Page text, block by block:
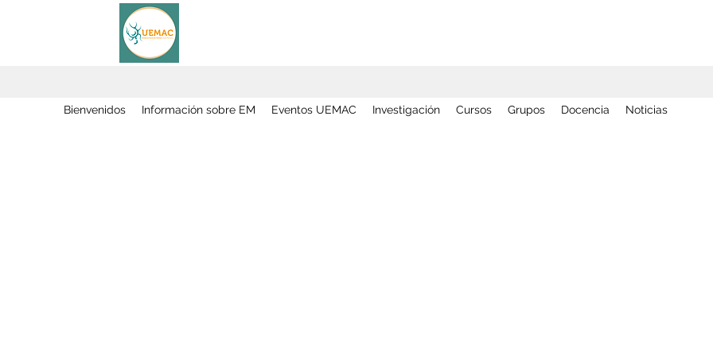
Bienvenidos Información sobre EM Eventos UEMAC Investigación Cursos Grupos Docencia Noticias